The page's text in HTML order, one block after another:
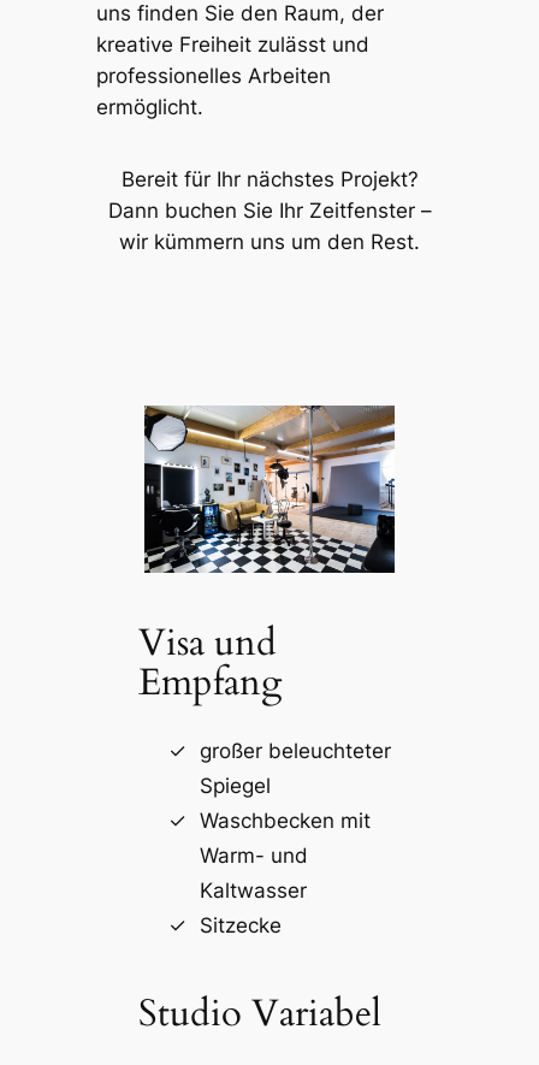
uns finden Sie den Raum, der
kreative Freiheit zulässt und
professionelles Arbeiten
ermöglicht.
Bereit für Ihr nächstes Projekt?
Dann buchen Sie Ihr Zeitfenster –
wir kümmern uns um den Rest.
Visa und
Empfang
großer beleuchteter
Spiegel
Waschbecken mit
Warm- und
Kaltwasser
Sitzecke
Studio Variabel